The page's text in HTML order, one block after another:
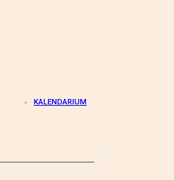
KALENDARIUM